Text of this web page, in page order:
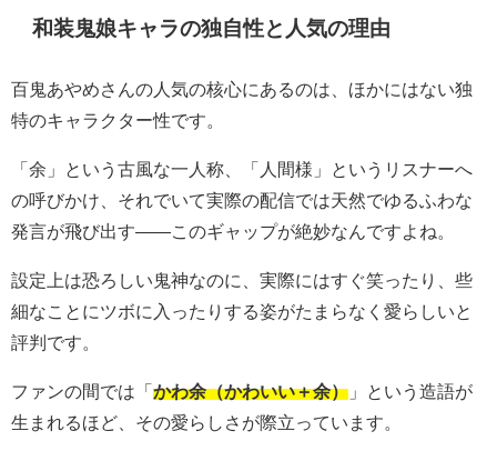
和装鬼娘キャラの独自性と人気の理由
百鬼あやめさんの人気の核心にあるのは、ほかにはない独
特のキャラクター性です。
「余」という古風な一人称、「人間様」というリスナーへ
の呼びかけ、それでいて実際の配信では天然でゆるふわな
発言が飛び出す——このギャップが絶妙なんですよね。
設定上は恐ろしい鬼神なのに、実際にはすぐ笑ったり、些
細なことにツボに入ったりする姿がたまらなく愛らしいと
評判です。
ファンの間では「 かわ余（かわいい＋余） 」という造語が
生まれるほど、その愛らしさが際立っています。